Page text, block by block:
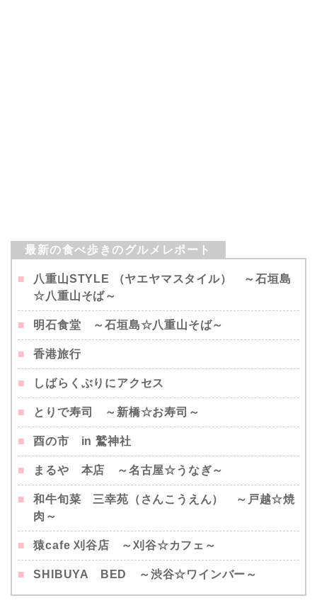
八重山STYLE （ヤエヤマスタイル） ～石垣島
☆八重山そば～
明石食堂 ～石垣島☆八重山そば～
香港旅行
しばらくぶりにアクセス
とりで寿司 ～新橋☆お寿司～
酉の市 in 鷲神社
まるや 本店 ～名古屋☆うなぎ～
和牛旬菜 三幸苑（さんこうえん） ～戸越☆焼
肉～
猿cafe 刈谷店 ～刈谷☆カフェ～
SHIBUYA BED ～渋谷☆ワインバー～